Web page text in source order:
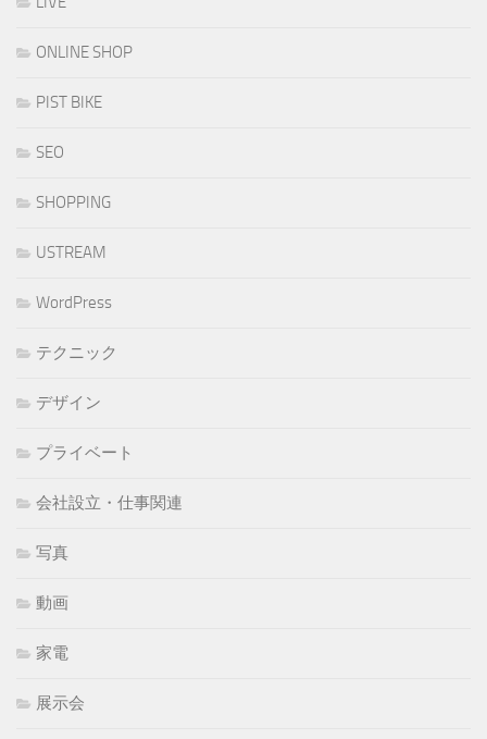
ONLINE SHOP
PIST BIKE
SEO
SHOPPING
USTREAM
WordPress
テクニック
デザイン
プライベート
会社設立・仕事関連
写真
動画
家電
展示会